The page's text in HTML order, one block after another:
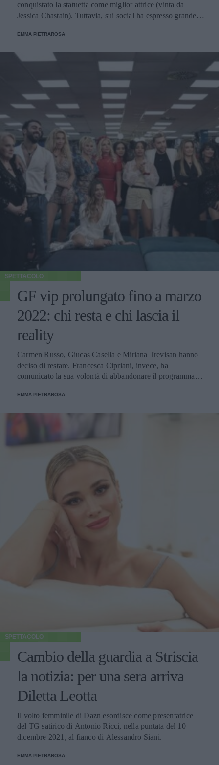
conquistato la statuetta come miglior attrice (vinta da
Jessica Chastain). Tuttavia, sui social ha espresso grande
alcune emozionanti parole per la situazione in Ucraina.
EMMA PIETRAROSA
SPETTACOLO
GF vip prolungato fino a marzo
2022: chi resta e chi lascia il
reality
Carmen Russo, Giucas Casella e Miriana Trevisan hanno
deciso di restare. Francesca Cipriani, invece, ha
comunicato la sua volontà di abbandonare il programma.
EMMA PIETRAROSA
SPETTACOLO
Cambio della guardia a Striscia
la notizia: per una sera arriva
Diletta Leotta
Il volto femminile di Dazn esordisce come presentatrice
del TG satirico di Antonio Ricci, nella puntata del 10
dicembre 2021, al fianco di Alessandro Siani.
EMMA PIETRAROSA